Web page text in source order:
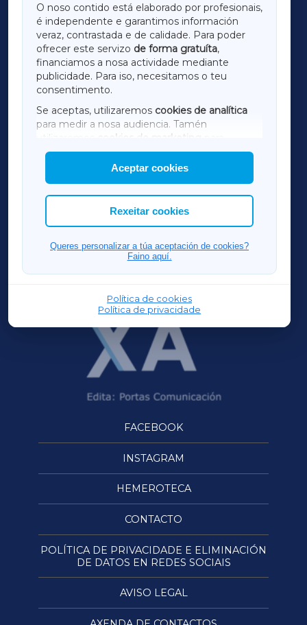
O noso contido está elaborado por profesionais,
é independente e garantimos información
veraz, contrastada e de calidade. Para poder
ofrecer este servizo de forma gratuíta,
financiamos a nosa actividade mediante
publicidade. Para iso, necesitamos o teu
consentimento.
Se aceptas, utilizaremos cookies de analítica
para medir a nosa audiencia. Tamén
utilizaremos
cookies de marketing
mostrar publicidade de terceiros.
Así mesmo, podes personalizar a elección das
cookies que desexas permitir.
Aceptar cookies
Rexeitar cookies
Queres personalizar a túa aceptación de cookies?
Faino aquí.
Política de cookies
Política de privacidade
LUGOXA
TERRACHAXA
AMARIÑAXA
RIBEIRASACRAXA
ACORUÑAXA
FERROLXA
OURENSEXA
FACEBOOK
INSTAGRAM
HEMEROTECA
CONTACTO
POLÍTICA DE PRIVACIDADE E ELIMINACIÓN
DE DATOS EN REDES SOCIAIS
AVISO LEGAL